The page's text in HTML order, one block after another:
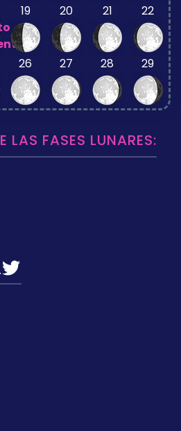
19 20 21 22
26 27 28 29
LAS FASES LUNARES: